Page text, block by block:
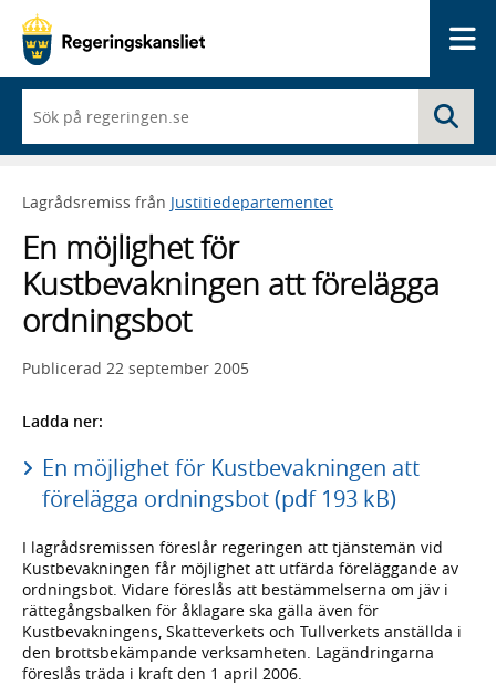
du
börjar
skriva
framträder
lista
med
sökförslag
Lagrådsremiss från Justitiedepartementet
En möjlighet för
Kustbevakningen att förelägga
ordningsbot
Publicerad 22 september 2005
Ladda ner:
En möjlighet för Kustbevakningen att
förelägga ordningsbot (pdf 193 kB)
I lagrådsremissen föreslår regeringen att tjänstemän vid
Kustbevakningen får möjlighet att utfärda föreläggande av
ordningsbot. Vidare föreslås att bestämmelserna om jäv i
rättegångsbalken för åklagare ska gälla även för
Kustbevakningens, Skatteverkets och Tullverkets anställda i
den brottsbekämpande verksamheten. Lagändringarna
föreslås träda i kraft den 1 april 2006.